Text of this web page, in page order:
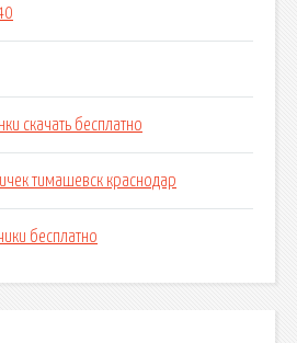
скачать бесплатно
тимашевск краснодар
бесплатно